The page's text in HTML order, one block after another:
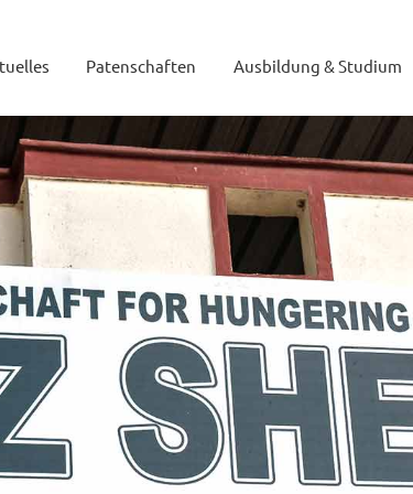
Patenschaften Ausbildung & Studium